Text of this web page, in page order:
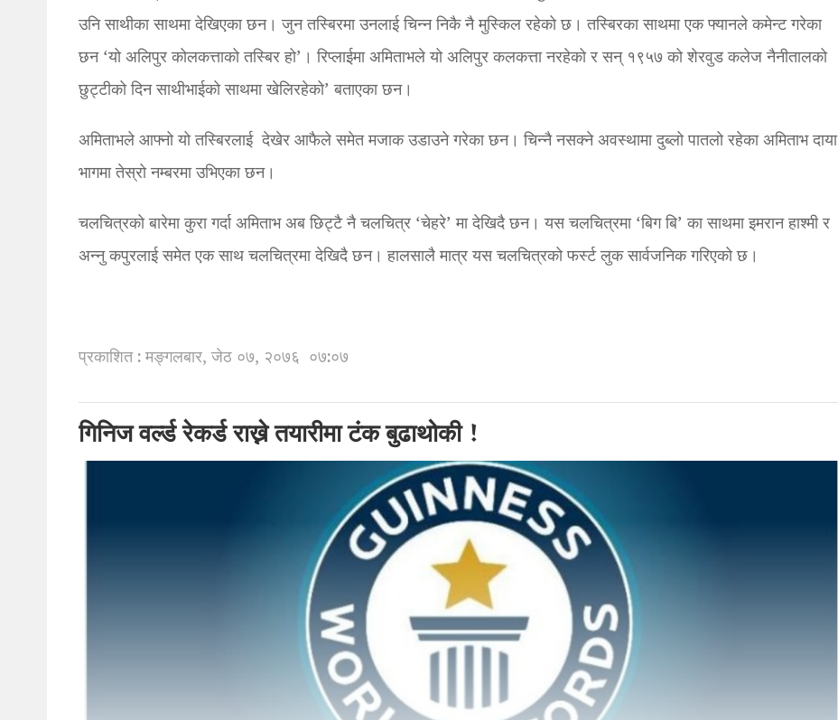
उनि साथीका साथमा देखिएका छन। जुन तस्बिरमा उनलाई चिन्न निकै नै मुस्किल रहेको छ। तस्बिरका साथमा एक फ्यानले कमेन्ट गरेका
छन ‘यो अलिपुर कोलकत्ताको तस्बिर हो’। रिप्लाईमा अमिताभले यो अलिपुर कलकत्ता नरहेको र सन् १९५७ को शेरवुड कलेज नैनीतालको
छुट्टीको दिन साथीभाईको साथमा खेलिरहेको’ बताएका छन।
अमिताभले आफ्नो यो तस्बिरलाई देखेर आफैले समेत मजाक उडाउने गरेका छन। चिन्नै नसक्ने अवस्थामा दुब्लो पातलो रहेका अमिताभ दाया
भागमा तेस्रो नम्बरमा उभिएका छन।
चलचित्रको बारेमा कुरा गर्दा अमिताभ अब छिट्टै नै चलचित्र ‘चेहरे’ मा देखिदै छन। यस चलचित्रमा ‘बिग बि’ का साथमा इमरान हाश्मी र
अन्नु कपुरलाई समेत एक साथ चलचित्रमा देखिदै छन। हालसालै मात्र यस चलचित्रको फर्स्ट लुक सार्वजनिक गरिएको छ।
प्रकाशित : मङ्गलबार, जेठ ०७, २०७६ ०७:०७
गिनिज वर्ल्ड रेकर्ड राख्ने तयारीमा टंक बुढाथोकी !